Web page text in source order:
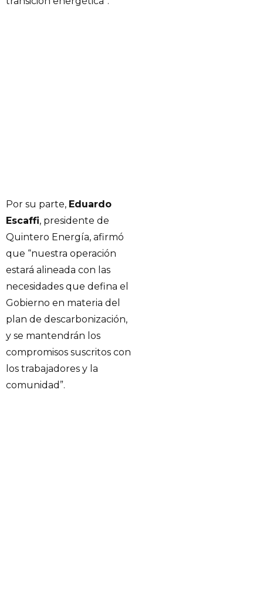
Por su parte, Eduardo
Escaffi, presidente de
Quintero Energía, afirmó
que “nuestra operación
estará alineada con las
necesidades que defina el
Gobierno en materia del
plan de descarbonización,
y se mantendrán los
compromisos suscritos con
los trabajadores y la
comunidad”.